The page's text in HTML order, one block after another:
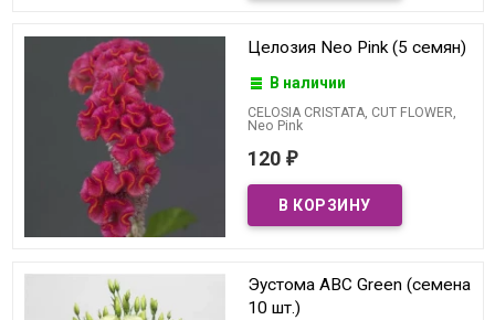
Целозия Neo Pink (5 семян)
В наличии
CELOSIA CRISTATA, CUT FLOWER,
Neo Pink
120 ₽
Эустома ABC Green (семена
10 шт.)